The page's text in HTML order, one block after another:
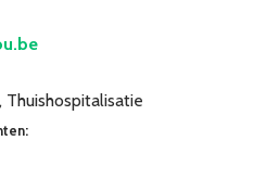
Thuishospitalisatie